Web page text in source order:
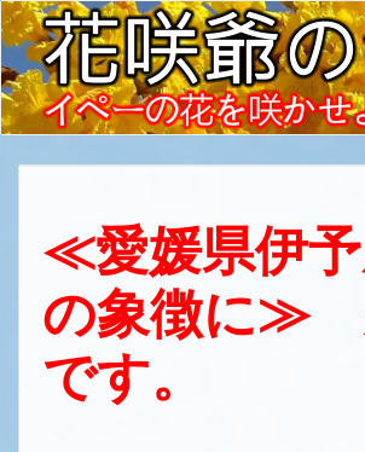
≪愛媛県伊
の象徴に≫
です。